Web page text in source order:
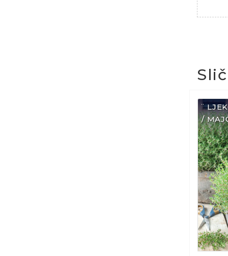
¨
/